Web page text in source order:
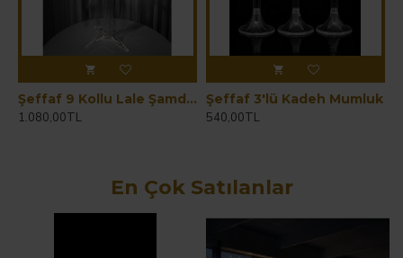
Şeffaf 9 Kollu Lale Şamdan - 80 CM
1.080,00TL
Şeffaf 3'lü Kadeh Mumluk
540,00TL
En Çok Satılanlar